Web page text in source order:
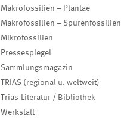
Makrofossilien – Plantae
Makrofossilien – Spurenfossilien
Mikrofossilien
Pressespiegel
Sammlungsmagazin
TRIAS (regional u. weltweit)
Trias-Literatur / Bibliothek
Werkstatt